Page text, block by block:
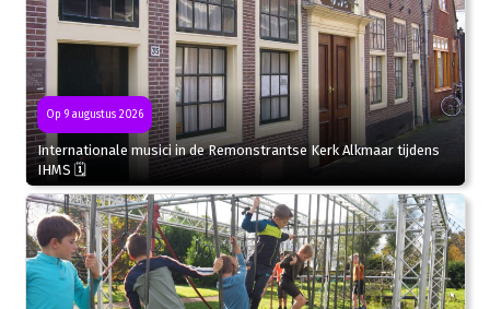
Op 9 augustus 2026
Internationale musici in de Remonstrantse Kerk Alkmaar tijdens
IHMS 🗓